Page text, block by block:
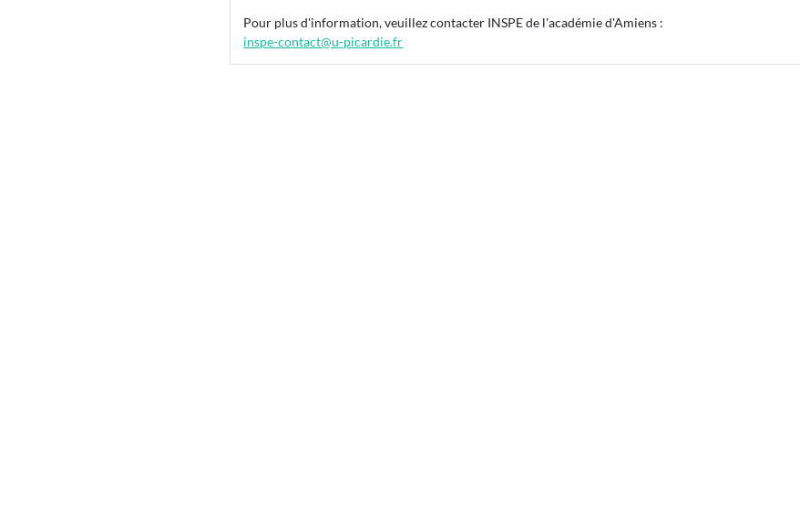
Pour plus d'information, veuillez contacter INSPE de l'académie d'Amiens :
inspe-contact@u-picardie.fr